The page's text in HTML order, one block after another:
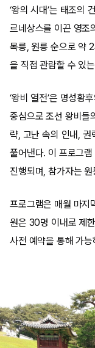
‘왕의 시대’는 태조의
르네상스를 이끈 영조
목릉, 원릉 순으로 약
을 직접 관람할 수 있
‘왕비 열전’은 명성황
중심으로 조선 왕비들
략, 고난 속의 인내,
풀어낸다. 이 프로그
진행되며, 참가자는
프로그램은 매월 마지
원은 30명 이내로 제
사전 예약을 통해 가능